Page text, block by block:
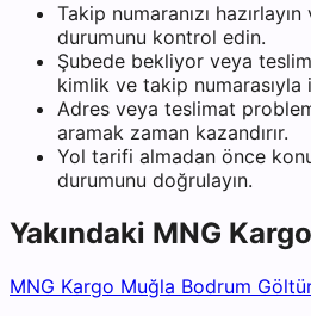
Takip numaranızı
durumunu kontrol edin.
Şubede bekliyor veya
kimlik ve takip
Adres veya teslimat
aramak zaman kazandırır.
Yol tarifi almadan önce
durumunu doğrulayın.
Yakındaki MNG Kargo
MNG Kargo Muğla Bodrum